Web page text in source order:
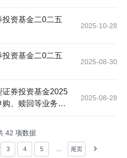
资基金二0二五
2025-10-28
资基金二0二五
2025-08-30
券投资基金2025
、赎回等业务的
2025-08-28
42 项数据
3 4 5 ... 尾页